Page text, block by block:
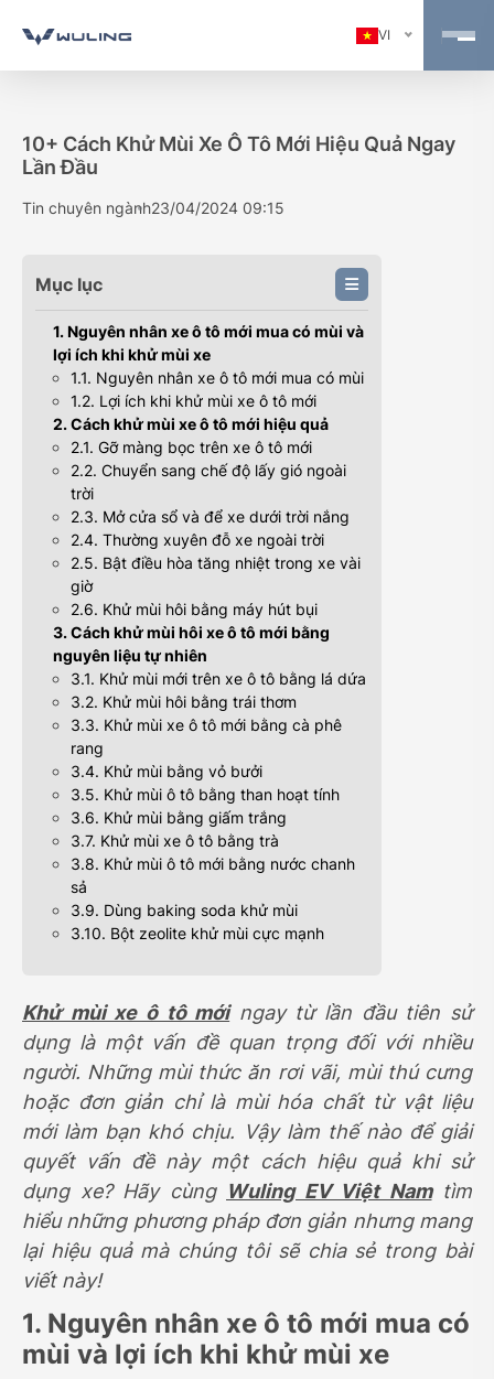
VI
10+ Cách Khử Mùi Xe Ô Tô Mới Hiệu Quả Ngay
Lần Đầu
Tin chuyên ngành23/04/2024 09:15
Mục lục
1. Nguyên nhân xe ô tô mới mua có mùi và
lợi ích khi khử mùi xe
1.1. Nguyên nhân xe ô tô mới mua có mùi
1.2. Lợi ích khi khử mùi xe ô tô mới
2. Cách khử mùi xe ô tô mới hiệu quả
2.1. Gỡ màng bọc trên xe ô tô mới
2.2. Chuyển sang chế độ lấy gió ngoài
trời
2.3. Mở cửa sổ và để xe dưới trời nắng
2.4. Thường xuyên đỗ xe ngoài trời
2.5. Bật điều hòa tăng nhiệt trong xe vài
giờ
2.6. Khử mùi hôi bằng máy hút bụi
3. Cách khử mùi hôi xe ô tô mới bằng
nguyên liệu tự nhiên
3.1. Khử mùi mới trên xe ô tô bằng lá dứa
3.2. Khử mùi hôi bằng trái thơm
3.3. Khử mùi xe ô tô mới bằng cà phê
rang
3.4. Khử mùi bằng vỏ bưởi
3.5. Khử mùi ô tô bằng than hoạt tính
3.6. Khử mùi bằng giấm trắng
3.7. Khử mùi xe ô tô bằng trà
3.8. Khử mùi ô tô mới bằng nước chanh
sả
3.9. Dùng baking soda khử mùi
3.10. Bột zeolite khử mùi cực mạnh
Khử mùi xe ô tô mớingay từ lần đầu tiên sử
dụng là một vấn đề quan trọng đối với nhiều
người. Những mùi thức ăn rơi vãi, mùi thú cưng
hoặc đơn giản chỉ là mùi hóa chất từ vật liệu
mới làm bạn khó chịu. Vậy làm thế nào để giải
quyết vấn đề này một cách hiệu quả khi sử
dụng xe? Hãy cùng Wuling EV Việt Namtìm
hiểu những phương pháp đơn giản nhưng mang
lại hiệu quả mà chúng tôi sẽ chia sẻ trong bài
viết này!
1. Nguyên nhân xe ô tô mới mua có
mùi và lợi ích khi khử mùi xe